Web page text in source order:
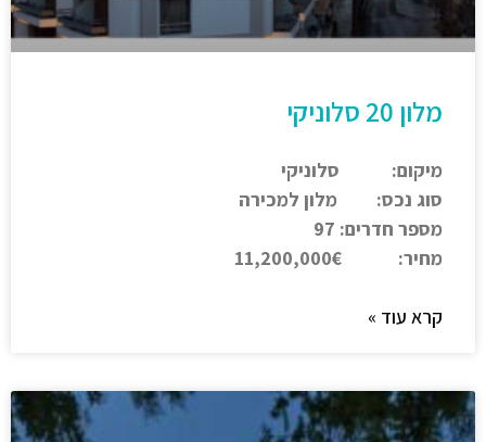
מלון 20 סלוניקי
מיקום: סלוניקי
סוג נכס: מלון למכירה
מספר חדרים: 97
מחיר: 11,200,000€
קרא עוד »